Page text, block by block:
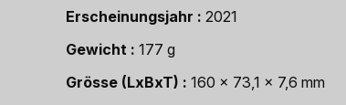
Erscheinungsjahr
2021
Gewicht
177 g
Grösse (LxBxT)
160 x 73,1 x 7,6 mm